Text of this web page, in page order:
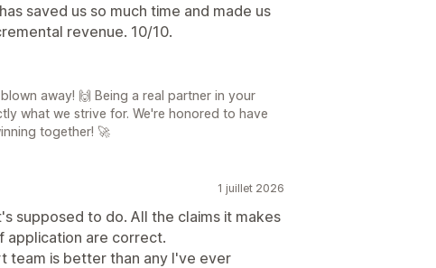
saved us so much time and made us
revenue. 10/10.
away! 🙌 Being a real partner in your
what we strive for. We're honored to have
together! 🚀
1 juillet 2026
supposed to do. All the claims it makes
application are correct.
team is better than any I've ever